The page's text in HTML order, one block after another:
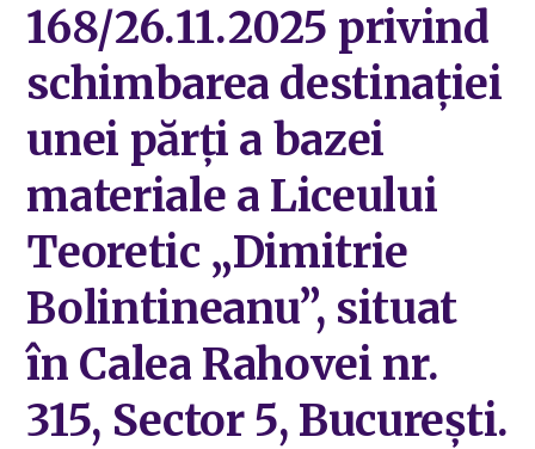
168/26.11.2025 privind
schimbarea destinației
unei părți a bazei
materiale a Liceului
Teoretic „Dimitrie
Bolintineanu”, situat
în Calea Rahovei nr.
315, Sector 5, București.